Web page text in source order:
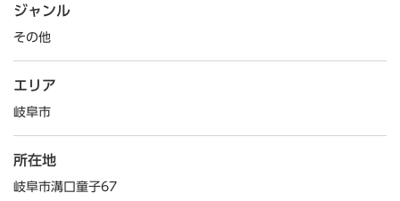
ジャンル
その他
エリア
岐阜市
所在地
岐阜市溝口童子67